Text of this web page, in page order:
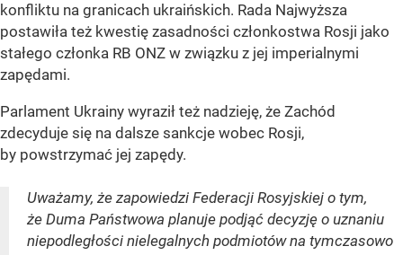
konfliktu na granicach ukraińskich. Rada Najwyższa
postawiła też kwestię zasadności członkostwa Rosji jako
stałego członka RB ONZ w związku z jej imperialnymi
zapędami.
Parlament Ukrainy wyraził też nadzieję, że Zachód
zdecyduje się na dalsze sankcje wobec Rosji,
by powstrzymać jej zapędy.
Uważamy, że zapowiedzi Federacji Rosyjskiej o tym,
że Duma Państwowa planuje podjąć decyzję o uznaniu
niepodległości nielegalnych podmiotów na tymczasowo